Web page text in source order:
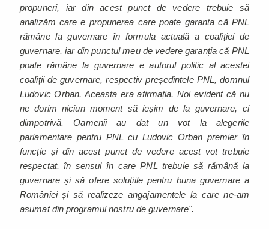
propuneri, iar din acest punct de vedere trebuie să
analizăm care e propunerea care poate garanta că PNL
rămâne la guvernare în formula actuală a coaliției de
guvernare, iar din punctul meu de vedere garanția că PNL
poate rămâne la guvernare e autorul politic al acestei
coaliții de guvernare, respectiv președintele PNL, domnul
Ludovic Orban. Aceasta era afirmația. Noi evident că nu
ne dorim niciun moment să ieșim de la guvernare, ci
dimpotrivă. Oamenii au dat un vot la alegerile
parlamentare pentru PNL cu Ludovic Orban premier în
funcție și din acest punct de vedere acest vot trebuie
respectat, în sensul în care PNL trebuie să rămână la
guvernare și să ofere soluțiile pentru buna guvernare a
României și să realizeze angajamentele la care ne-am
asumat din programul nostru de guvernare".